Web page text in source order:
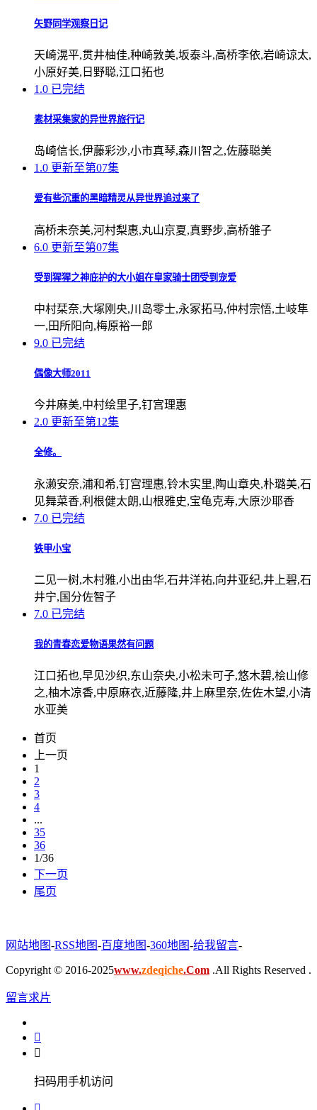
矢野同学观察日记
天崎滉平,贯井柚佳,种崎敦美,坂泰斗,高桥李依,岩崎谅太,
小原好美,日野聪,江口拓也
1.0 已完结
素材采集家的异世界旅行记
岛崎信长,伊藤彩沙,小市真琴,森川智之,佐藤聪美
1.0 更新至第07集
爱有些沉重的黑暗精灵从异世界追过来了
高桥未奈美,河村梨惠,丸山京夏,真野步,高桥雏子
6.0 更新至第07集
受到猩猩之神庇护的大小姐在皇家骑士团受到宠爱
中村栞奈,大塚刚央,川岛零士,永冢拓马,仲村宗悟,土岐隼
一,田所阳向,梅原裕一郎
9.0 已完结
偶像大师2011
今井麻美,中村绘里子,钉宫理惠
2.0 更新至第12集
全修。
永濑安奈,浦和希,钉宫理惠,铃木实里,陶山章央,朴璐美,石
见舞菜香,利根健太朗,山根雅史,宝龟克寿,大原沙耶香
7.0 已完结
铁甲小宝
二见一树,木村雅,小出由华,石井洋祐,向井亚纪,井上碧,石
井宁,国分佐智子
7.0 已完结
我的青春恋爱物语果然有问题
江口拓也,早见沙织,东山奈央,小松未可子,悠木碧,桧山修
之,柚木凉香,中原麻衣,近藤隆,井上麻里奈,佐佐木望,小清
水亚美
首页
上一页
1
2
3
4
...
35
36
1/36
下一页
尾页
网站地图-RSS地图-百度地图-360地图-给我留言-
Copyright © 2016-2025www.zdeqiche.Com .All Rights Reserved .
留言求片


扫码用手机访问